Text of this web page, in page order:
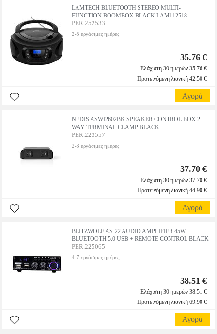
LAMTECH BLUETOOTH STEREO MULTI-
FUNCTION BOOMBOX BLACK LAM112518
PER.252533
2-3 εργάσιμες ημέρες
35.76 €
Ελάχιστη 30 ημερών 35.76 €
Προτεινόμενη λιανική 42.50 €
Αγορά
NEDIS ASWI2602BK SPEAKER CONTROL BOX 2-
WAY TERMINAL CLAMP BLACK
PER.223557
2-3 εργάσιμες ημέρες
37.70 €
Ελάχιστη 30 ημερών 37.70 €
Προτεινόμενη λιανική 44.90 €
Αγορά
BLITZWOLF AS-22 AUDIO AMPLIFIER 45W
BLUETOOTH 5.0 USB + REMOTE CONTROL BLACK
PER.225065
4-7 εργάσιμες ημέρες
38.51 €
Ελάχιστη 30 ημερών 38.51 €
Προτεινόμενη λιανική 69.90 €
Αγορά